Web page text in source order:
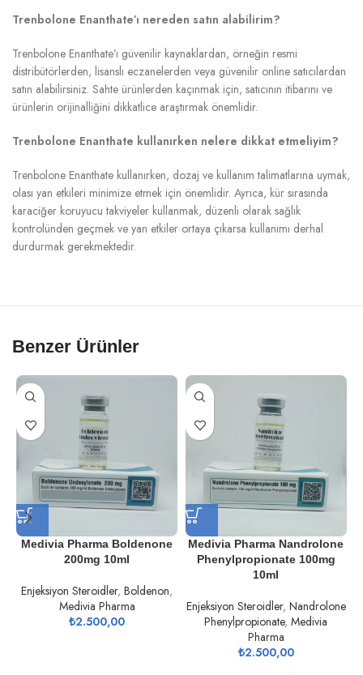
Trenbolone Enanthate’ı nereden satın alabilirim?
Trenbolone Enanthate’ı güvenilir kaynaklardan, örneğin resmi
distribütörlerden, lisanslı eczanelerden veya güvenilir online satıcılardan
satın alabilirsiniz. Sahte ürünlerden kaçınmak için, satıcının itibarını ve
ürünlerin orijinalliğini dikkatlice araştırmak önemlidir.
Trenbolone Enanthate kullanırken nelere dikkat etmeliyim?
Trenbolone Enanthate kullanırken, dozaj ve kullanım talimatlarına uymak,
olası yan etkileri minimize etmek için önemlidir. Ayrıca, kür sırasında
karaciğer koruyucu takviyeler kullanmak, düzenli olarak sağlık
kontrolünden geçmek ve yan etkiler ortaya çıkarsa kullanımı derhal
durdurmak gerekmektedir.
Benzer Ürünler
Medivia Pharma Boldenone
200mg 10ml
Enjeksiyon Steroidler, Boldenon,
Medivia Pharma
₺2.500,00
Medivia Pharma Nandrolone
Phenylpropionate 100mg
10ml
Enjeksiyon Steroidler, Nandrolone
Phenylpropionate,Medivia
Pharma
₺2.500,00